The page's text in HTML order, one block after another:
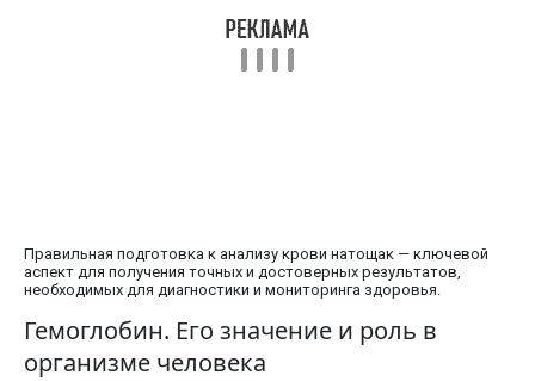
Правильная подготовка к анализу крови натощак — ключевой
аспект для получения точных и достоверных результатов,
необходимых для диагностики и мониторинга здоровья.
Гемоглобин. Его значение и роль в
организме человека